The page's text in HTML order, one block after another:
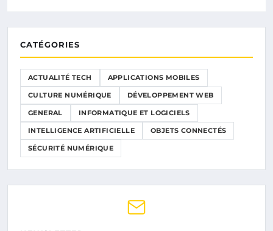
CATÉGORIES
ACTUALITÉ TECH APPLICATIONS MOBILES
CULTURE NUMÉRIQUE DÉVELOPPEMENT WEB
GENERAL INFORMATIQUE ET LOGICIELS
INTELLIGENCE ARTIFICIELLE OBJETS CONNECTÉS
SÉCURITÉ NUMÉRIQUE